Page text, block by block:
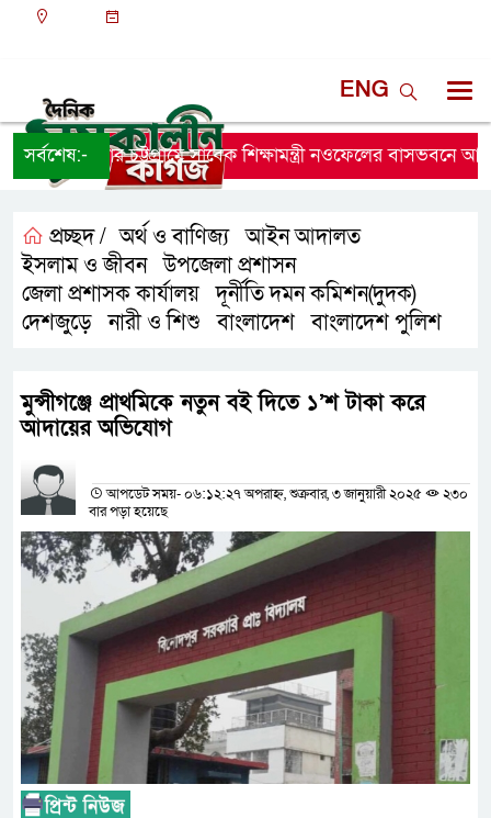
ENG
সর্বশেষ:-
এবার চট্টগ্রামে সাবেক শিক্ষামন্ত্রী নওফেলের বাসভবনে আগুন
প্রচ্ছদ / অর্থ ও বাণিজ্য ,আইন আদালত
ইসলাম ও জীবন ,উপজেলা প্রশাসন
জেলা প্রশাসক কার্যালয় ,দূর্নীতি দমন কমিশন(দুদক)
দেশজুড়ে ,নারী ও শিশু ,বাংলাদেশ ,বাংলাদেশ পুলিশ
মুন্সীগঞ্জে প্রাথমিকে নতুন বই দিতে ১’শ টাকা করে
আদায়ের অভিযোগ
আপডেট সময়- ০৬:১২:২৭ অপরাহ্ন, শুক্রবার, ৩ জানুয়ারী ২০২৫
২৩০
বার পড়া হয়েছে